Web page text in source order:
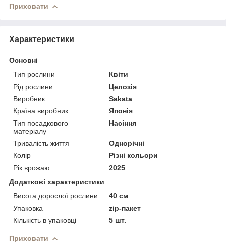
Приховати
Характеристики
Основні
Тип рослини
Квіти
Рід рослини
Целозія
Виробник
Sakata
Країна виробник
Японія
Тип посадкового
матеріалу
Насіння
Тривалість життя
Однорічні
Колір
Різні кольори
Рік врожаю
2025
Додаткові характеристики
Висота дорослої рослини
40 см
Упаковка
zip-пакет
Кількість в упаковці
5 шт.
Приховати